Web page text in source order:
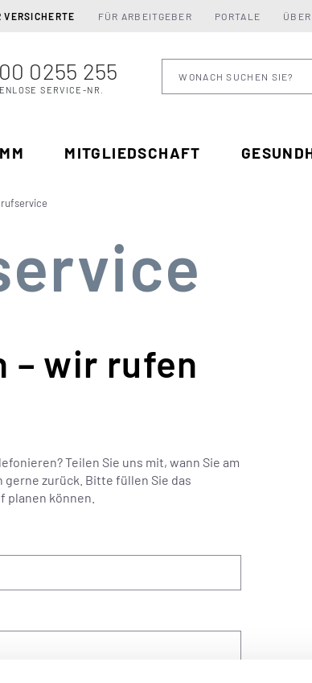
VERSICHERTE FÜR ARBEITGEBER PORTALE
0255 255
SERVICE-NR.
MITGLIEDSCHAFT
– wir rufen
Teilen Sie uns mit, wann Sie am
gerne zurück. Bitte füllen Sie das
planen können.